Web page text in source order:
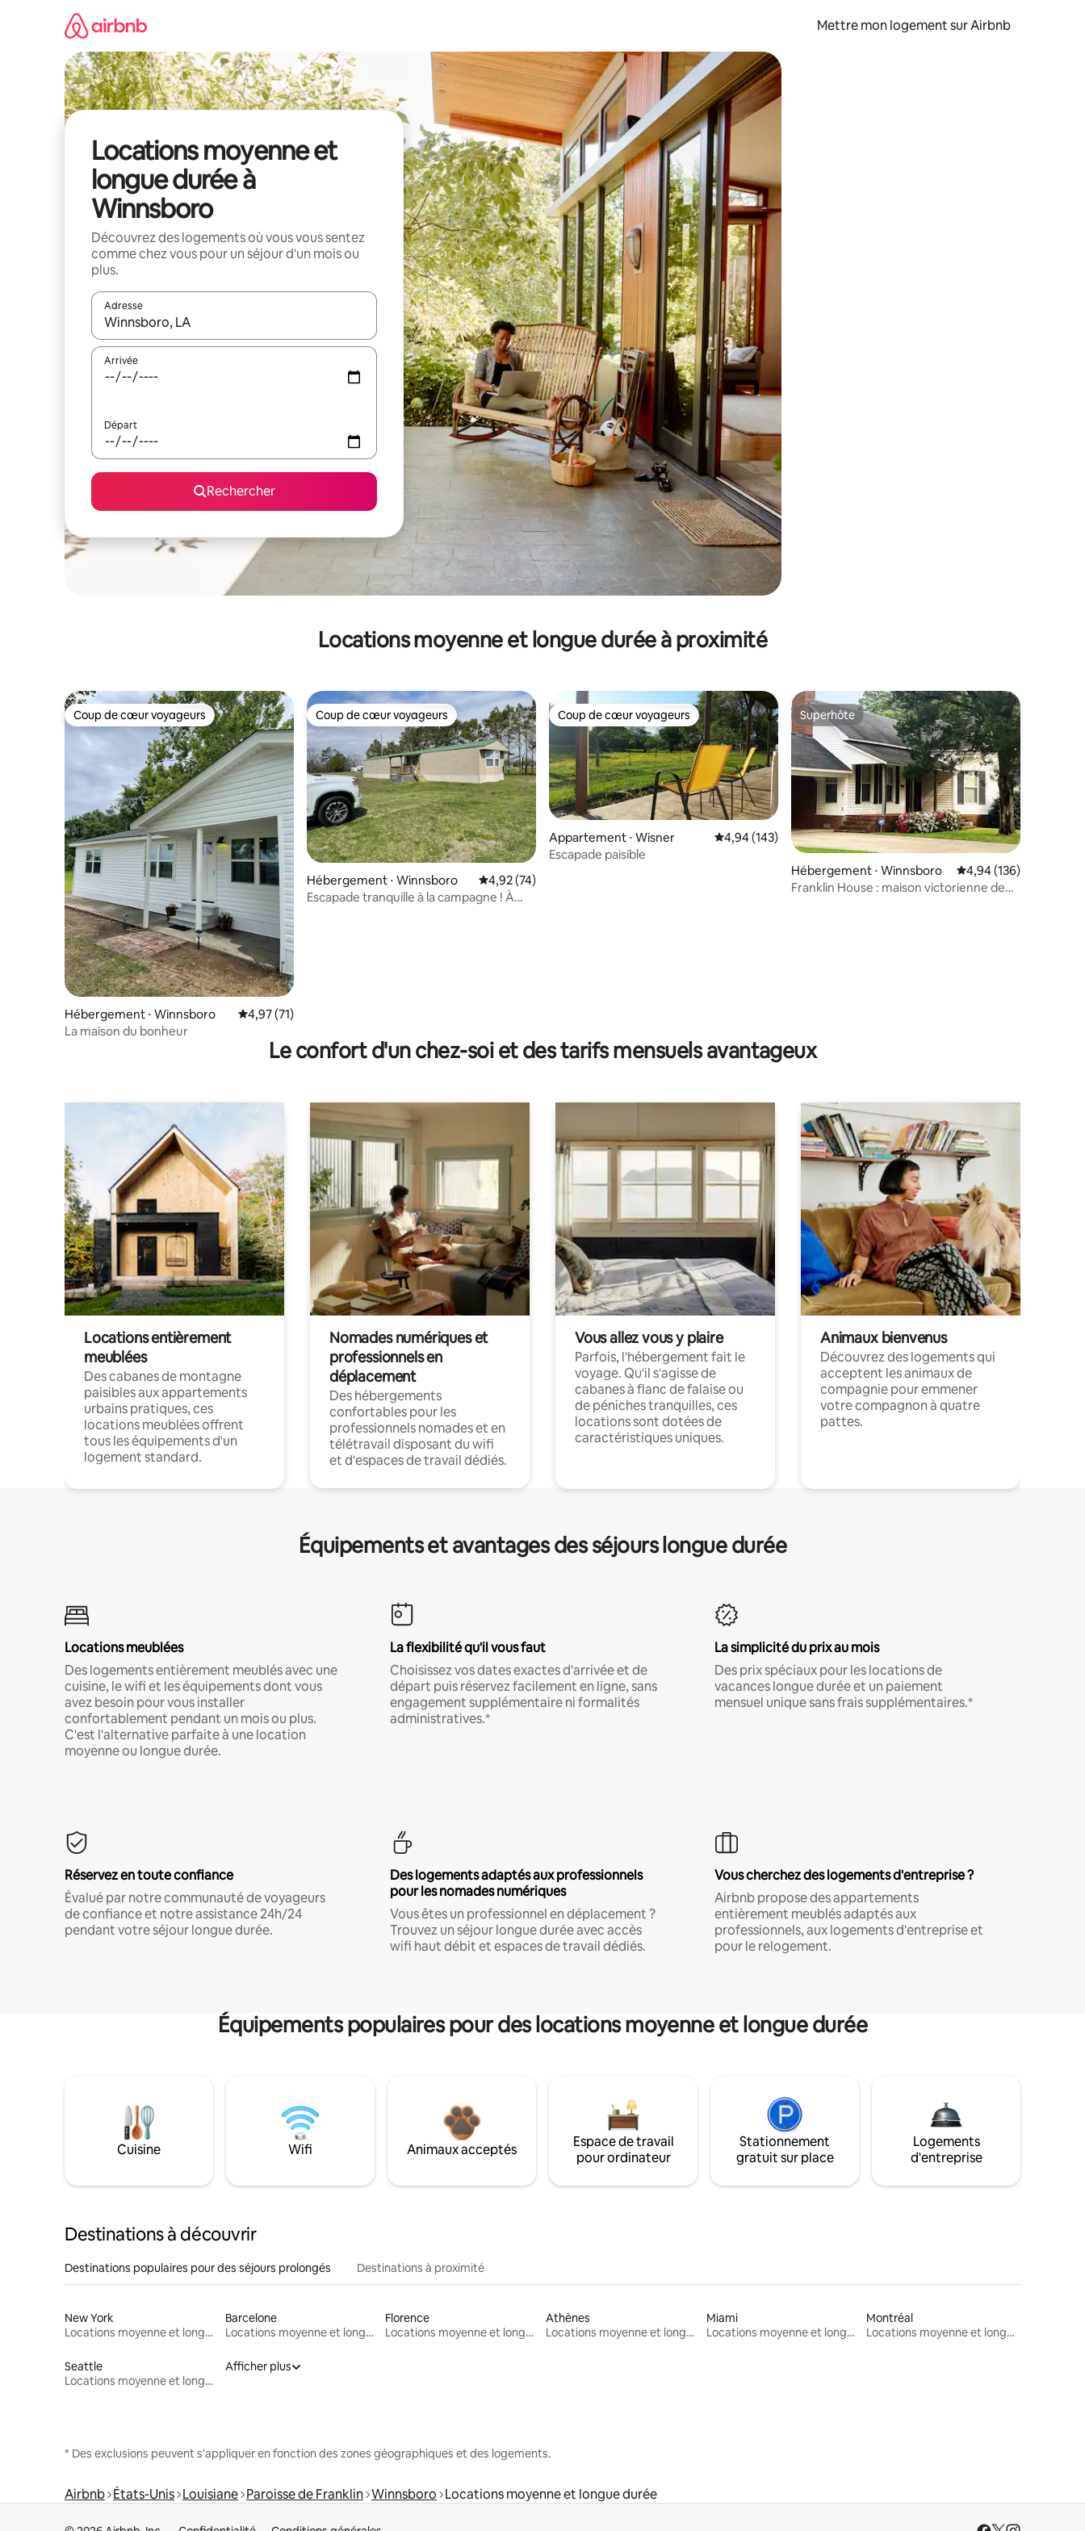
Mettre mon logement sur Airbnb
Locations moyenne et
longue durée à
Winnsboro
Découvrez des logements où vous vous sentez
comme chez vous pour un séjour d'un mois ou
plus.
Adresse
Lorsque les résultats s'affichent, utilisez les flèches vers le haut et vers le bas pour les parcourir ou en appuyant et en faisant glisser.
Arrivée
Départ
Rechercher
Locations moyenne et longue durée à proximité
Coup de cœur voyageurs
Coup de cœur voyageurs
Hébergement ⋅ Winnsboro Évaluation moyenne sur la base de 71 commentaires : 4,97 sur 5
4,97 (71)
La maison du bonheur
Coup de cœur voyageurs
Coup de cœur voyageurs
Hébergement ⋅ Winnsboro Évaluation moyenne sur la base de 74 commentaires : 4,92 sur 5
4,92 (74)
Escapade tranquille à la campagne ! À
Coup de cœur voyageurs
Coup de cœur voyageurs
Appartement ⋅ Wisner Évaluation moyenne sur la base de 143 commentaires : 4,94 sur 5
4,94 (143)
Escapade paisible
Superhôte
Superhôte
Hébergement ⋅ Winnsboro Évaluation moyenne
4,94 (136)
Franklin House : maison victorienne de
Le confort d'un chez-soi et des tarifs mensuels avantageux
Locations entièrement
meublées
Des cabanes de montagne
paisibles aux appartements
urbains pratiques, ces
locations meublées offrent
tous les équipements d'un
logement standard.
Nomades numériques et
professionnels en
déplacement
Des hébergements
confortables pour les
professionnels nomades et en
télétravail disposant du wifi
et d'espaces de travail dédiés.
Vous allez vous y plaire
Parfois, l'hébergement fait le
voyage. Qu'il s'agisse de
cabanes à flanc de falaise ou
de péniches tranquilles, ces
locations sont dotées de
caractéristiques uniques.
Animaux bienvenus
Découvrez des logements qui
acceptent les animaux de
compagnie pour emmener
votre compagnon à quatre
pattes.
Équipements et avantages des séjours longue durée
Locations meublées
Des logements entièrement meublés avec une
cuisine, le wifi et les équipements dont vous
avez besoin pour vous installer
confortablement pendant un mois ou plus.
C'est l'alternative parfaite à une location
moyenne ou longue durée.
La flexibilité qu'il vous faut
Choisissez vos dates exactes d'arrivée et de
départ puis réservez facilement en ligne, sans
engagement supplémentaire ni formalités
administratives.*
La simplicité du prix au mois
Des prix spéciaux pour les locations de
vacances longue durée et un paiement
mensuel unique sans frais supplémentaires.*
Réservez en toute confiance
Évalué par notre communauté de voyageurs
de confiance et notre assistance 24h/24
pendant votre séjour longue durée.
Des logements adaptés aux professionnels
pour les nomades numériques
Vous êtes un professionnel en déplacement ?
Trouvez un séjour longue durée avec accès
wifi haut débit et espaces de travail dédiés.
Vous cherchez des logements d'entreprise ?
Airbnb propose des appartements
entièrement meublés adaptés aux
professionnels, aux logements d'entreprise et
pour le relogement.
Équipements populaires pour des locations moyenne et longue durée
Cuisine Wifi Animaux acceptés
Espace de travail
pour ordinateur
Stationnement
gratuit sur place
Logements
d'entreprise
Destinations à découvrir
Destinations populaires pour des séjours prolongés Destinations à proximité
New York
Locations moyenne et longue durée
Barcelone
Locations moyenne et longue durée
Florence
Locations moyenne et longue durée
Athènes
Locations moyenne et longue durée
Miami
Locations moyenne et longue durée
Montréal
Locations moyenne et longue durée
Seattle
Locations moyenne et longue durée
Afficher plus
* Des exclusions peuvent s'appliquer en fonction des zones géographiques et des logements.
Airbnb États-Unis Louisiane Paroisse de Franklin Winnsboro Locations moyenne et longue durée